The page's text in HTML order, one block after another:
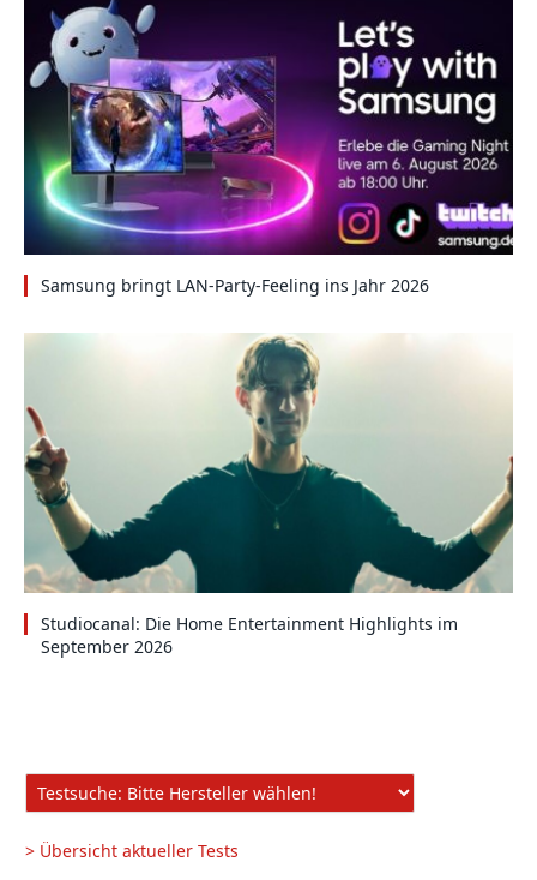
Samsung bringt LAN-Party-Feeling ins Jahr 2026
Studiocanal: Die Home Entertainment Highlights im
September 2026
> Übersicht aktueller Tests